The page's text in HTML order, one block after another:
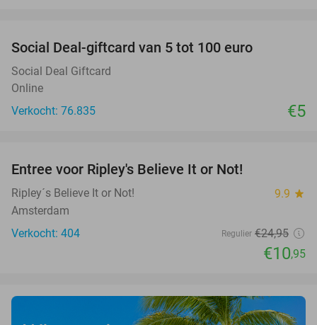
Social Deal-giftcard van 5 tot 100 euro
Social Deal Giftcard
Online
Verkocht: 76.835
€5
Entree voor Ripley's Believe It or Not!
Ripley´s Believe It or Not! 9.9 star
Amsterdam
Verkocht: 404
Regulier €24,95
€10,95